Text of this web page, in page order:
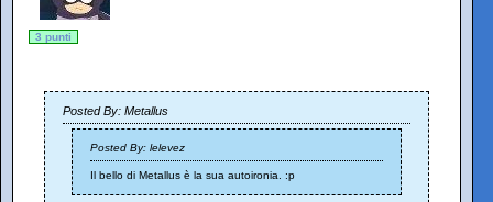
3 punti
Posted By: Metallus
Posted By: lelevez
Il bello di Metallus è la sua autoironia. :p